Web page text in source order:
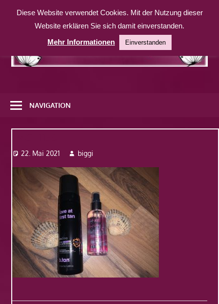
Inhalt
weitere
Website
NAVIGATION
22. Mai 2021 biggi
Diese Website verwendet Cookies. Mit der Nutzung dieser
Website erklären Sie sich damit einverstanden.
Mehr Informationen
Einverstanden